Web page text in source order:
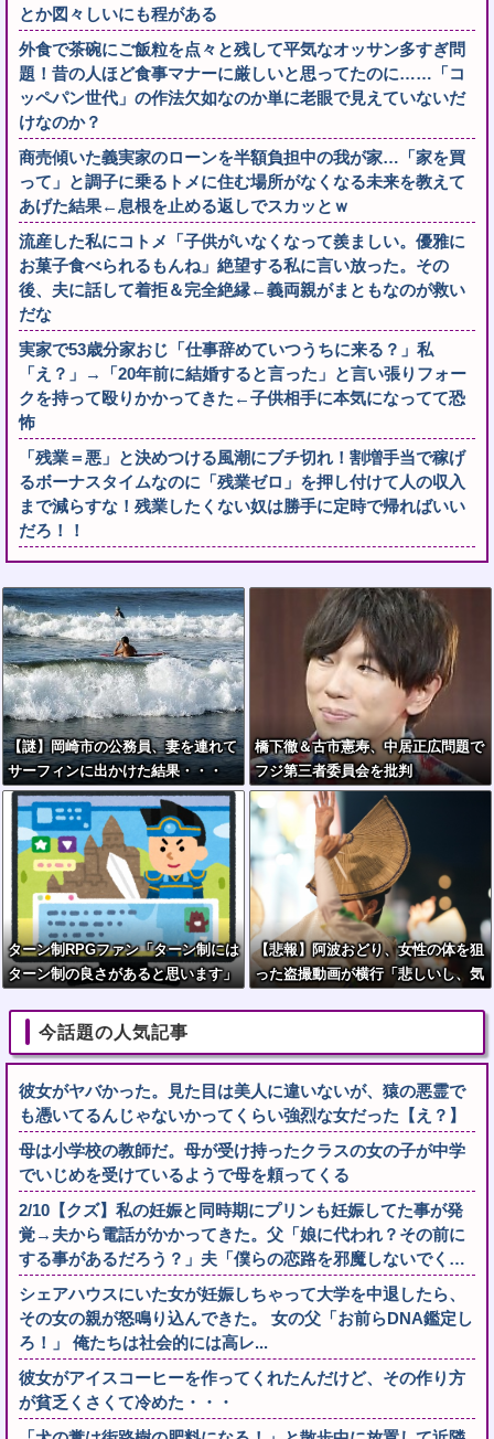
とか図々しいにも程がある
外食で茶碗にご飯粒を点々と残して平気なオッサン多すぎ問
題！昔の人ほど食事マナーに厳しいと思ってたのに……「コ
ッペパン世代」の作法欠如なのか単に老眼で見えていないだ
けなのか？
商売傾いた義実家のローンを半額負担中の我が家…「家を買
って」と調子に乗るトメに住む場所がなくなる未来を教えて
あげた結果←息根を止める返しでスカッとｗ
流産した私にコトメ「子供がいなくなって羨ましい。優雅に
お菓子食べられるもんね」絶望する私に言い放った。その
後、夫に話して着拒＆完全絶縁←義両親がまともなのが救い
だな
実家で53歳分家おじ「仕事辞めていつうちに来る？」私
「え？」→「20年前に結婚すると言った」と言い張りフォー
クを持って殴りかかってきた←子供相手に本気になってて恐
怖
「残業＝悪」と決めつける風潮にブチ切れ！割増手当で稼げ
るボーナスタイムなのに「残業ゼロ」を押し付けて人の収入
まで減らすな！残業したくない奴は勝手に定時で帰ればいい
だろ！！
【謎】岡崎市の公務員、妻を連れて
サーフィンに出かけた結果・・・
橋下徹＆古市憲寿、中居正広問題で
フジ第三者委員会を批判
ターン制RPGファン「ターン制には
ターン制の良さがあると思います」
【悲報】阿波おどり、女性の体を狙
った盗撮動画が横行「悲しいし、気
今話題の人気記事
彼女がヤバかった。見た目は美人に違いないが、猿の悪霊で
も憑いてるんじゃないかってくらい強烈な女だった【え？】
母は小学校の教師だ。母が受け持ったクラスの女の子が中学
でいじめを受けているようで母を頼ってくる
2/10【クズ】私の妊娠と同時期にプリンも妊娠してた事が発
覚→夫から電話がかかってきた。父「娘に代われ？その前に
する事があるだろう？」夫「僕らの恋路を邪魔しないでく…
シェアハウスにいた女が妊娠しちゃって大学を中退したら、
その女の親が怒鳴り込んできた。 女の父「お前らDNA鑑定し
ろ！」 俺たちは社会的には高レ...
彼女がアイスコーヒーを作ってくれたんだけど、その作り方
が貧乏くさくて冷めた・・・